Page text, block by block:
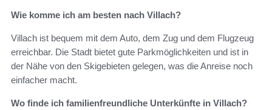
Wie komme ich am besten nach Villach?
Villach ist bequem mit dem Auto, dem Zug und dem Flugzeug
erreichbar. Die Stadt bietet gute Parkmöglichkeiten und ist in
der Nähe von den Skigebieten gelegen, was die Anreise noch
einfacher macht.
Wo finde ich familienfreundliche Unterkünfte in Villach?